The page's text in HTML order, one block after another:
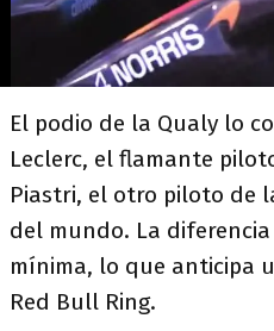
El podio de la Qualy lo
Leclerc, el flamante
Piastri, el otro piloto de
del mundo. La
mínima, lo que anticipa
Red Bull Ring.